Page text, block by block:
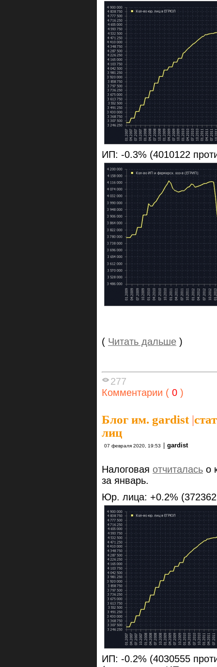
ИП: -0.3% (4010122
( Читать дальше )
277
Комментарии ( 0 )
Блог им. gardist|
лиц
07 февраля 2020, 19:53 gardist
Налоговая отчиталась о
за январь.
Юр. лица: +0.2%
ИП: -0.2% (4030555